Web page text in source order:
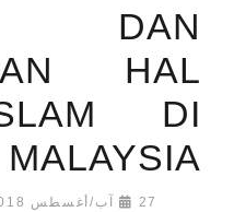
DAN
HAL
DI
MALAYSIA
27 آب/أغسطس 2018